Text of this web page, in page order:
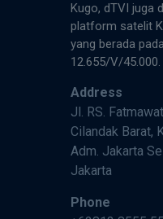
Kugo, dTVI juga
platform satelit
yang berada
12.655/V/45.000.
Address
Jl. RS.
Cilandak Barat,
Adm. Jakarta
Jakarta
Phone